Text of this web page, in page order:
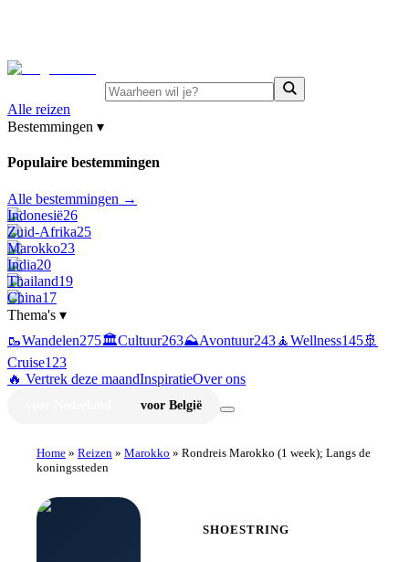
Alle reizen
Bestemmingen ▾
Populaire bestemmingen
Alle bestemmingen →
Indonesië26
Zuid-Afrika25
Marokko23
India20
Thailand19
China17
Thema's ▾
🥾Wandelen275🏛️Cultuur263⛰️Avontuur243🧘Wellness145🚢
Cruise123
🔥 Vertrek deze maandInspiratieOver ons
voor België
Home » Reizen » Marokko » Rondreis Marokko (1 week); Langs de
koningssteden
SHOESTRING